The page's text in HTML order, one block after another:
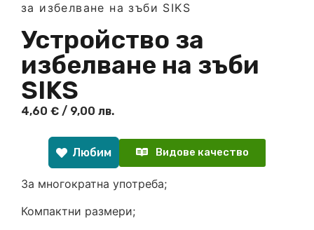
за избелване на зъби SIKS
Устройство за
избелване на зъби
SIKS
4,60 € / 9,00 лв.
Любим Видове качество
За многократна употреба;
Компактни размери;